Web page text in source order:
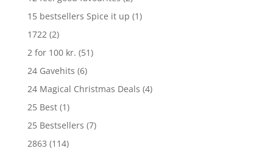
15 bestsellers Spice it up (1)
1722 (2)
2 for 100 kr. (51)
24 Gavehits (6)
24 Magical Christmas Deals (4)
25 Best (1)
25 Bestsellers (7)
2863 (114)